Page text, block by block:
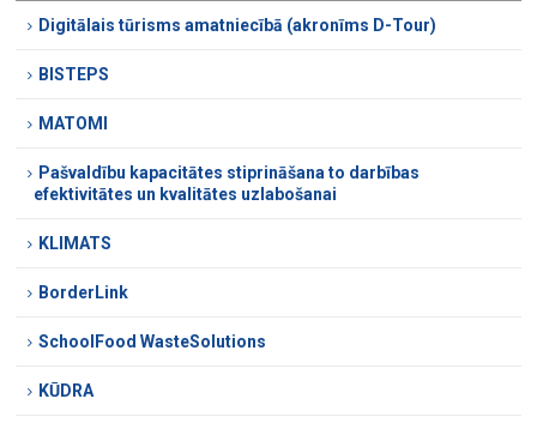
Digitālais tūrisms amatniecībā (akronīms D-Tour)
BISTEPS
MATOMI
Pašvaldību kapacitātes stiprināšana to darbības
efektivitātes un kvalitātes uzlabošanai
KLIMATS
BorderLink
SchoolFood WasteSolutions
KŪDRA